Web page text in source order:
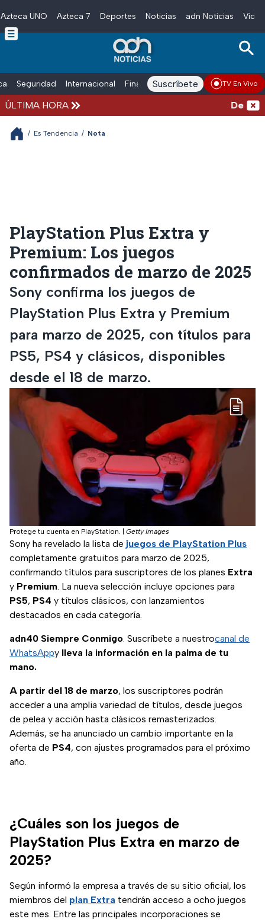
Skip to main content
Azteca UNO Azteca 7 Deportes Noticias adn Noticias
Seguridad Internacional Finanzas adn Noticias Radio
Suscríbete TV En Vivo
ÚLTIMA HORA
/ Es Tendencia / Nota
PlayStation Plus Extra y
Premium: Los juegos
confirmados de marzo de 2025
Sony confirma los juegos de
PlayStation Plus Extra y Premium
para marzo de 2025, con títulos para
PS5, PS4 y clásicos, disponibles
desde el 18 de marzo.
Protege tu cuenta en PlayStation. Getty Images
Sony ha revelado la lista de juegos de PlayStation Plus
completamente gratuitos para marzo de 2025,
confirmando títulos para suscriptores de los planes Extra
y Premium. La nueva selección incluye opciones para
PS5, PS4 y títulos clásicos, con lanzamientos
destacados en cada categoría.
adn40 Siempre Conmigo. Suscríbete a nuestrocanal de
WhatsAppy lleva la información en la palma de tu
mano.
A partir del 18 de marzo, los suscriptores podrán
acceder a una amplia variedad de títulos, desde juegos
de pelea y acción hasta clásicos remasterizados.
Además, se ha anunciado un cambio importante en la
oferta de PS4, con ajustes programados para el próximo
año.
¿Cuáles son los juegos de
PlayStation Plus Extra en marzo de
2025?
Según informó la empresa a través de su sitio oficial, los
miembros del plan Extra tendrán acceso a ocho juegos
este mes. Entre las principales incorporaciones se